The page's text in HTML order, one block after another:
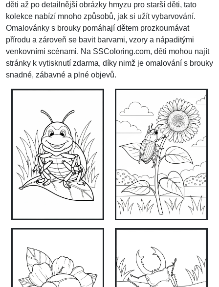
děti až po detailnější obrázky hmyzu pro starší děti, tato
kolekce nabízí mnoho způsobů, jak si užít vybarvování.
Omalovánky s brouky pomáhají dětem prozkoumávat
přírodu a zároveň se bavit barvami, vzory a nápaditými
venkovními scénami. Na SSColoring.com, děti mohou najít
stránky k vytisknutí zdarma, díky nimž je omalování s brouky
snadné, zábavné a plné objevů.